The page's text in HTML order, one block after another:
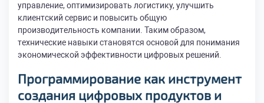
управление, оптимизировать логистику, улучшить
клиентский сервис и повысить общую
производительность компании. Таким образом,
технические навыки становятся основой для понимания
экономической эффективности цифровых решений.
Программирование как инструмент
создания цифровых продуктов и